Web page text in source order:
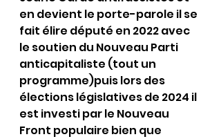
en devient le porte-parole il se
fait élire député en 2022 avec
le soutien du Nouveau Parti
anticapitaliste (tout un
programme)puis lors des
élections législatives de 2024 il
est investi par le Nouveau
Front populaire bien que